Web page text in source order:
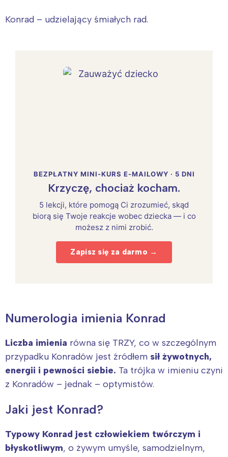
Konrad – udzielający śmiałych rad.
BEZPŁATNY MINI-KURS E-MAILOWY · 5 DNI
Krzyczę, chociaż kocham.
5 lekcji, które pomogą Ci zrozumieć, skąd
biorą się Twoje reakcje wobec dziecka — i co
możesz z nimi zrobić.
Zapisz się za darmo →
Numerologia imienia Konrad
Liczba imienia równa się TRZY, co w szczególnym
przypadku Konradów jest źródłem sił żywotnych,
energii i pewności siebie. Ta trójka w imieniu czyni
z Konradów – jednak – optymistów.
Jaki jest Konrad?
Typowy Konrad jest człowiekiem twórczym i
błyskotliwym, o żywym umyśle, samodzielnym,